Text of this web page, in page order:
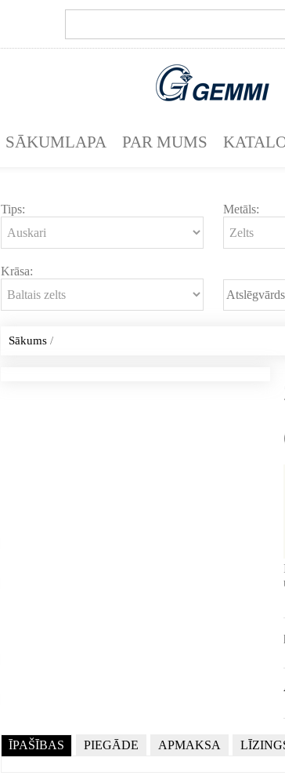
SĀKUMLAPA PAR MUMS
Tips: Metāls:
Krāsa:
Sākums/
ĪPAŠĪBAS PIEGĀDE APMAKSA